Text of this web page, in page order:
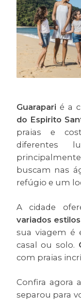
Guaraparié a
do Espirito
praias e
diferentes
buscam nas
refúgio e um
A cidade
variados
sua viagem é
casal ou solo.
com praias
Confira agora
separou para